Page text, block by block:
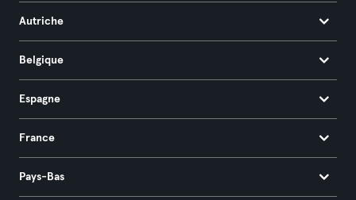
Autriche
Belgique
Espagne
France
Pays-Bas